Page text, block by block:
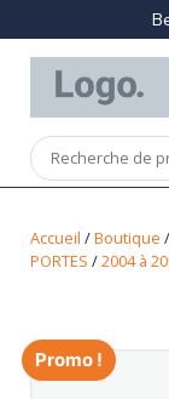
Accueil /Boutique /
PORTES /2004 à
Promo !